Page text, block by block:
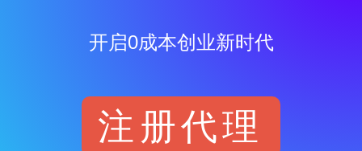
开启0成本创业新时代
注册代理